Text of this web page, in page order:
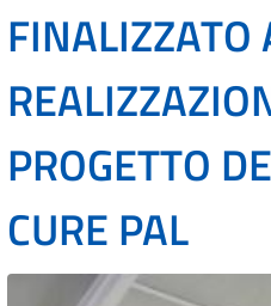
FINALIZZATO
PROGETTO
CURE PAL